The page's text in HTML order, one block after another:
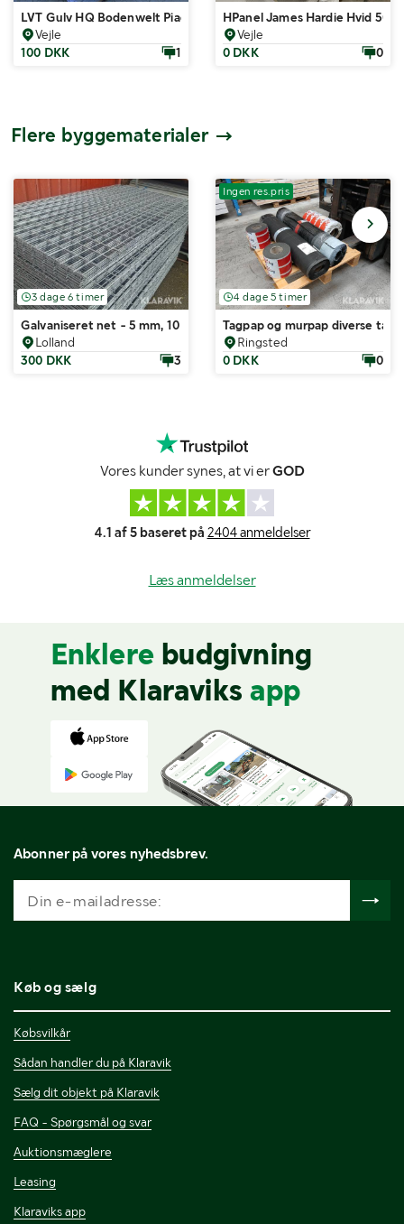
LVT Gulv HQ Bodenwelt Piadesa clever plus 86m2 med underlag
Vejle
100 DKK
1
HPanel James Hardie Hvid 50
Vejle
0 DKK
0
Flere byggematerialer
3 dage 6 timer
Galvaniseret net - 5 mm, 10 styk
Lolland
300 DKK
3
Ingen res.pris
4 dage 5 timer
Tagpap og murpap diverse
Ringsted
0 DKK
0
Vores kunder synes, at vi erGOD
4.1 af 5 baseret på 2404 anmeldelser
Læs anmeldelser
Enklere budgivning
med Klaraviks app
Abonner på vores nyhedsbrev.
Køb og sælg
Købsvilkår
Sådan handler du på Klaravik
Sælg dit objekt på Klaravik
FAQ - Spørgsmål og svar
Auktionsmæglere
Leasing
Klaraviks app